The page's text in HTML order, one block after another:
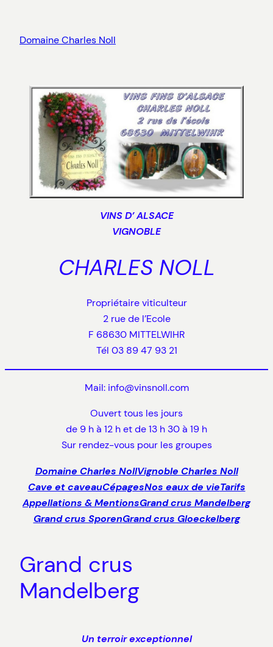
content
Domaine Charles Noll
VINS D’ ALSACE
VIGNOBLE
CHARLES NOLL
Propriétaire viticulteur
2 rue de l’Ecole
F 68630 MITTELWIHR
Tél 03 89 47 93 21
Mail: info@vinsnoll.com
Ouvert tous les jours
de 9 h à 12 h et de 13 h 30 à 19 h
Sur rendez-vous pour les groupes
Domaine Charles NollVignoble Charles Noll
Cave et caveauCépagesNos eaux de vieTarifs
Appellations & MentionsGrand crus Mandelberg
Grand crus SporenGrand crus Gloeckelberg
Grand crus
Mandelberg
Un terroir exceptionnel